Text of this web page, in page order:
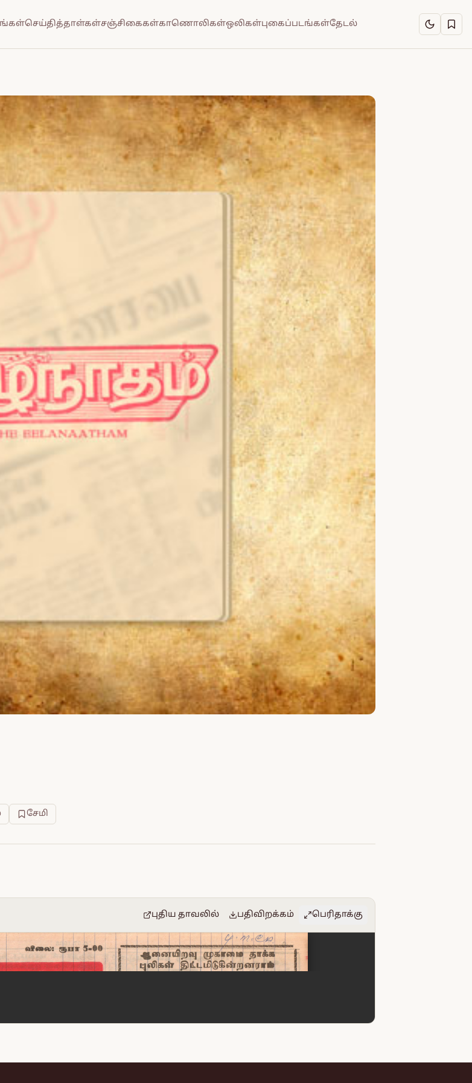
செய்தித்தாள்கள்சஞ்சிகைகள்காணொலிகள்ஒலிகள்புகைப்படங்கள்தேடல்
சேமி
புதிய தாவலில் பதிவிறக்கம் பெரிதாக்கு